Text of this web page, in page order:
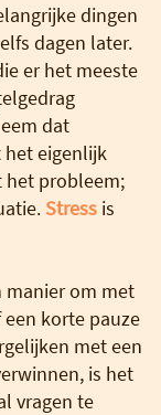
dingen
dagen later.
er het meeste
dat
het eigenlijk
het probleem;
Stress is
manier om met
korte pauze
met een
is het
vragen te